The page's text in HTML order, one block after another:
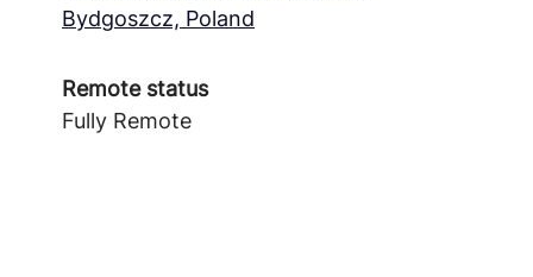
Bydgoszcz, Poland
Remote status
Fully Remote